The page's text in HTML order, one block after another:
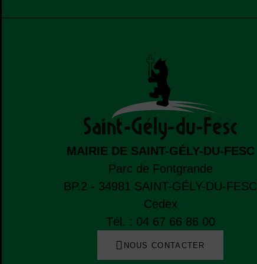
MAIRIE DE SAINT-GÉLY-DU-FESC
Parc de Fontgrande
BP.2 - 34981 SAINT-GÉLY-DU-FESC
Cedex
Tél. : 04 67 66 86 00
NOUS CONTACTER